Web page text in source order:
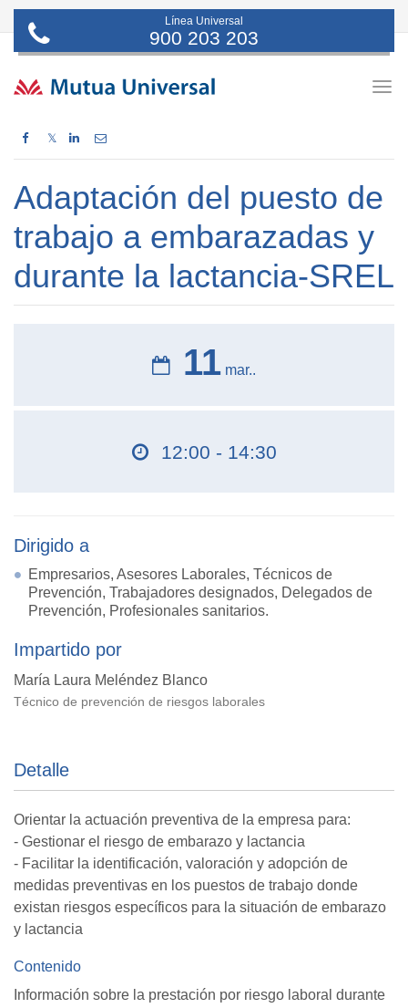
Línea Universal
900 203 203
𝕏
Adaptación del puesto de
trabajo a embarazadas y
durante la lactancia-SREL
11 mar..
12:00 - 14:30
Dirigido a
Empresarios, Asesores Laborales, Técnicos de
Prevención, Trabajadores designados, Delegados de
Prevención, Profesionales sanitarios.
Impartido por
María Laura Meléndez Blanco
Técnico de prevención de riesgos laborales
Detalle
Orientar la actuación preventiva de la empresa para:
- Gestionar el riesgo de embarazo y lactancia
- Facilitar la identificación, valoración y adopción de
medidas preventivas en los puestos de trabajo donde
existan riesgos específicos para la situación de embarazo
y lactancia
Contenido
Información sobre la prestación por riesgo laboral durante